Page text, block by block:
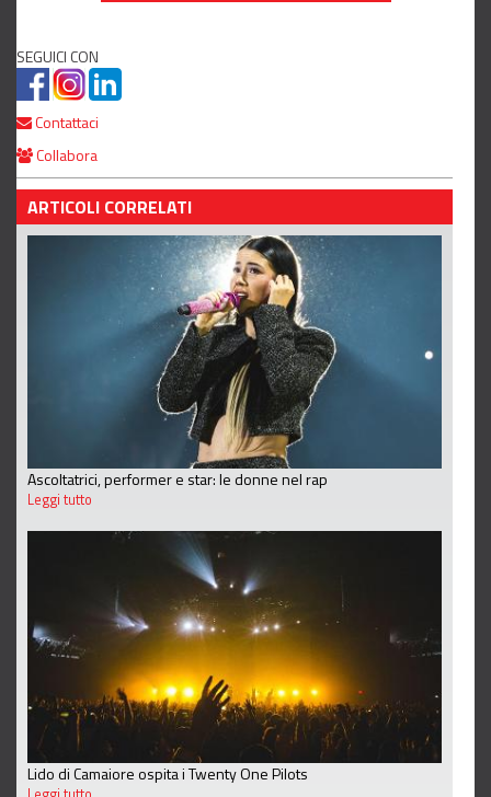
SEGUICI CON
Contattaci
Collabora
ARTICOLI CORRELATI
Ascoltatrici, performer e star: le donne nel rap
Leggi tutto
Lido di Camaiore ospita i Twenty One Pilots